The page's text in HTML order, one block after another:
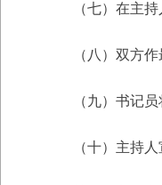
（七）在主
（八）双方
（九）书记
（十）主持